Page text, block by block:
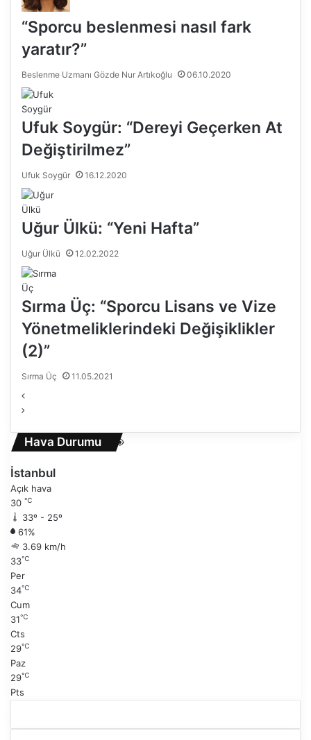
“Sporcu beslenmesi nasıl fark
yaratır?”
Beslenme Uzmanı Gözde Nur Artıkoğlu 06.10.2020
Ufuk Soygür: “Dereyi Geçerken At
Değiştirilmez”
Ufuk Soygür 16.12.2020
Uğur Ülkü: “Yeni Hafta”
Uğur Ülkü 12.02.2022
Sırma Üç: “Sporcu Lisans ve Vize
Yönetmeliklerindeki Değişiklikler
(2)”
Sırma Üç 11.05.2021
e
k
i
a
y
f
a
n
r
a
k
i
s
a
y
f
Hava Durumu
İstanbul
Açık hava
30 ℃
33º - 25º
61%
3.69 km/h
33℃
Per
34℃
Cum
31℃
Cts
29℃
Paz
29℃
Pts